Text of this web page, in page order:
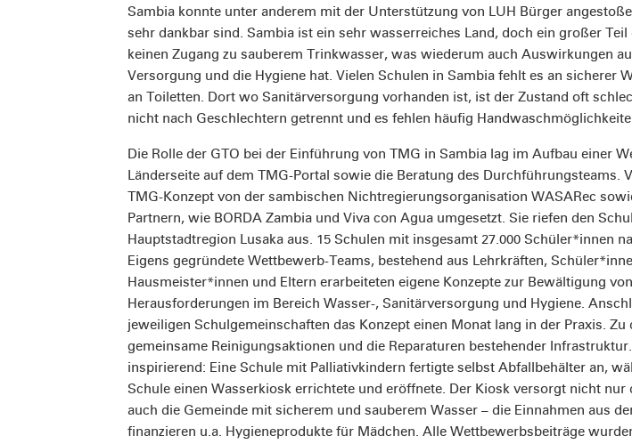
Sambia konnte unter anderem mit der Unterstützung von LUH Bürger
sehr dankbar sind. Sambia ist ein sehr wasserreiches Land, doch ein großer
keinen Zugang zu sauberem Trinkwasser, was wiederum auch Auswirkungen
Versorgung und die Hygiene hat. Vielen Schulen in Sambia fehlt es an sicherer
an Toiletten. Dort wo Sanitärversorgung vorhanden ist, ist der Zustand oft
nicht nach Geschlechtern getrennt und es fehlen häufig
Die Rolle der GTO bei der Einführung von TMG in Sambia lag im Aufbau einer
Länderseite auf dem TMG-Portal sowie die Beratung des Durchführungsteams.
TMG-Konzept von der sambischen Nichtregierungsorganisation WASARec
Partnern, wie BORDA Zambia und Viva con Agua umgesetzt. Sie riefen den
Hauptstadtregion Lusaka aus. 15 Schulen mit insgesamt 27.000 Schüler*innen
Eigens gegründete Wettbewerb-Teams, bestehend aus Lehrkräften,
Hausmeister*innen und Eltern erarbeiteten eigene Konzepte zur Bewältigung
Herausforderungen im Bereich Wasser-, Sanitärversorgung und Hygiene.
jeweiligen Schulgemeinschaften das Konzept einen Monat lang in der Praxis. Zu
gemeinsame Reinigungsaktionen und die Reparaturen bestehender
inspirierend: Eine Schule mit Palliativkindern fertigte selbst Abfallbehälter an,
Schule einen Wasserkiosk errichtete und eröffnete. Der Kiosk versorgt nicht nur
auch die Gemeinde mit sicherem und sauberem Wasser – die Einnahmen aus
finanzieren u.a. Hygieneprodukte für Mädchen. Alle Wettbewerbsbeiträge